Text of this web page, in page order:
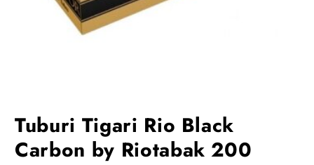
Tuburi Tigari Rio Black
Carbon by Riotabak 200